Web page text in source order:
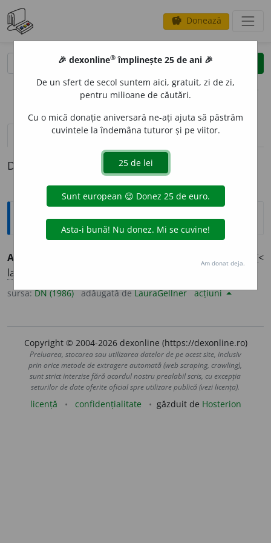
savings Donează
clear
opțiuni
definiții (1)
Definiția cu ID-ul 360765:
Explicative DEX
AD-H
Pentru aceasta, pentru un anumit scop. [<
lat.
sursa:DN (1986) adăugată deLauraGellner acțiuni
Copyright © 2004-2026 dexonline (https://dexonline.ro)
Preluarea, stocarea sau utilizarea datelor de pe acest site, inclusiv
prin orice metode de extragere automată (web scraping, crawling),
sunt strict interzise fără acordul nostru prealabil scris, cu excepția
seturilor de date oferite oficial spre utilizare publică (vezi licența).
licență confidențialitate găzduit de Hosterion
🎉 dexonline® împlinește 25 de ani 🎉
De un sfert de secol suntem aici, gratuit, zi de zi,
pentru milioane de căutări.
Cu o mică donație aniversară ne-ați ajuta să păstrăm
cuvintele la îndemâna tuturor și pe viitor.
Am donat deja.